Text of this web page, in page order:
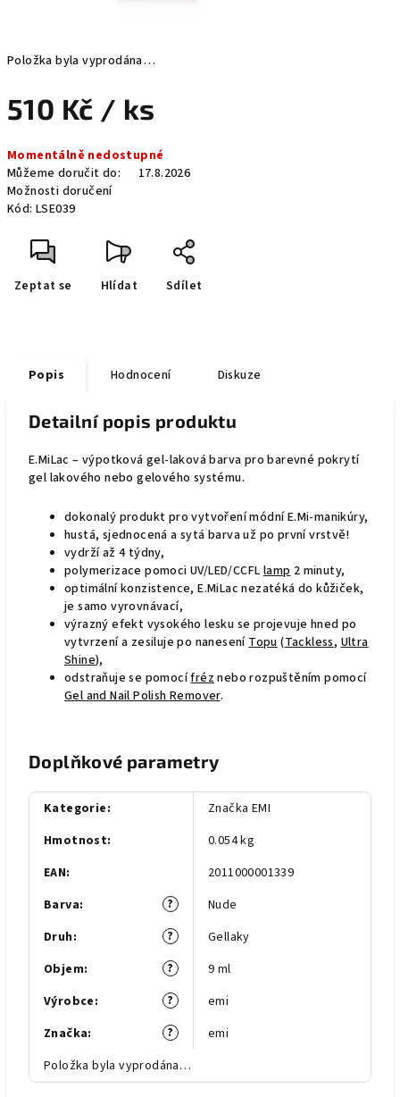
Položka byla vyprodána…
510 Kč / ks
cena:
Momentálně nedostupné
Můžeme doručit do:
17.8.2026
Možnosti doručení
Kód: LSE039
Zeptat se Hlídat Sdílet
Popis Hodnocení Diskuze
Detailní popis produktu
E.MiLac – výpotková gel-laková barva pro barevné pokrytí
gel lakového nebo gelového systému.
dokonalý produkt pro vytvoření módní E.Mi-manikúry,
hustá, sjednocená a sytá barva už po první vrstvě!
vydrží až 4 týdny,
polymerizace pomoci UV/LED/CCFLlamp2 minuty,
optimální konzistence, E.MiLac nezatéká do kůžiček,
je samo vyrovnávací,
výrazný efekt vysokého lesku se projevuje hned po
vytvrzení a zesiluje po naneseníTopu(Tackless,Ultra
Shine),
odstraňuje se pomocífréznebo rozpuštěním pomocí
Gel and Nail Polish Remover.
Doplňkové parametry
Kategorie:
Značka EMI
Hmotnost:
0.054 kg
EAN:
2011000001339
?
Barva:
Nude
?
Druh:
Gellaky
?
Objem:
9 ml
?
Výrobce:
emi
?
Značka:
emi
Položka byla vyprodána…